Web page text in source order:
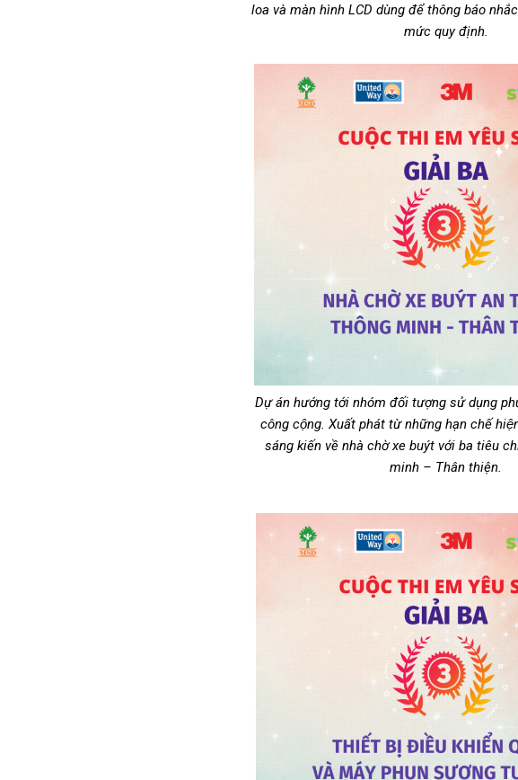
loa và màn hình LCD dùng để thông báo
mức quy định.
Dự án hướng tới nhóm đối tượng sử dụng
công cộng. Xuất phát từ những hạn chế
sáng kiến về nhà chờ xe buýt với ba tiêu
minh – Thân thiện.